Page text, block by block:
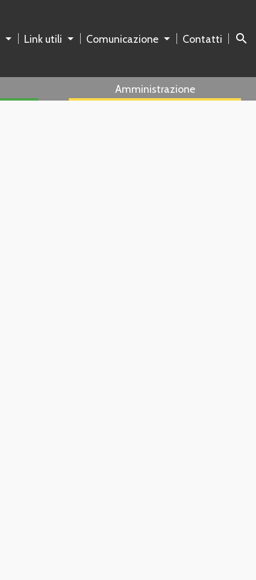
Link utili Comunicazione Contatti search
Amministrazione